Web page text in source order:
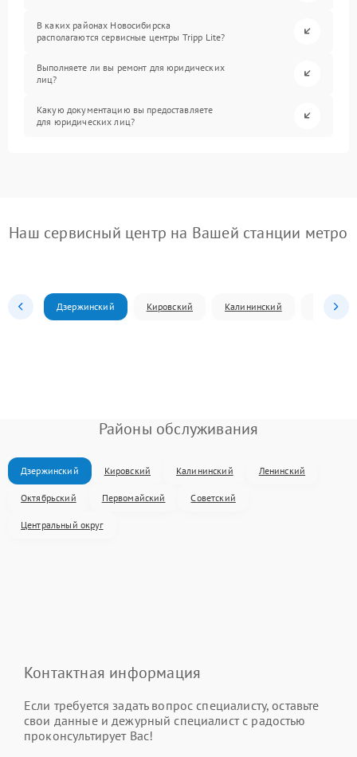
В каких районах Новосибирска
располагаются сервисные центры Tripp Lite?
Выполняете ли вы ремонт для юридических
лиц?
Какую документацию вы предоставляете
для юридических лиц?
Наш сервисный центр на Вашей станции метро
Дзержинский Кировский Калининский
Районы обслуживания
Дзержинский Кировский Калининский Ленинский
Октябрьский Первомайский Советский
Центральный округ
Контактная информация
Если требуется задать вопрос специалисту, оставьте
свои данные и дежурный специалист с радостью
проконсультирует Вас!